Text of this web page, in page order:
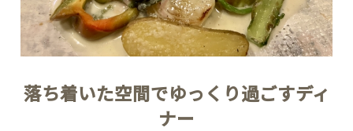
落ち着いた空間でゆっくり過ごすディ
ナー